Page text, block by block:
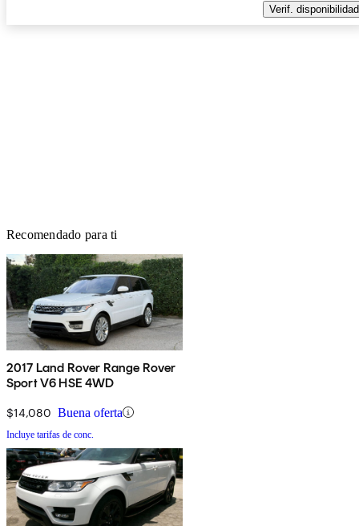
Verif. disponibilidad
Recomendado para ti
2017 Land Rover Range Rover
Sport V6 HSE 4WD
$14,080 Buena oferta
Incluye tarifas de conc.